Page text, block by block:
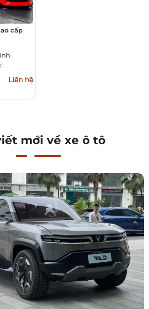
cấp
Liên hệ
mới về xe ô tô